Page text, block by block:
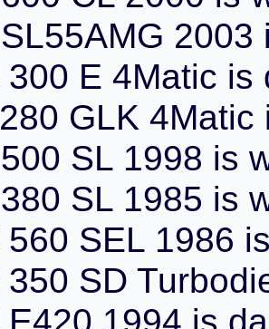
SL55AMG 2003
300 E 4Matic is
280 GLK 4Matic
500 SL 1998 is
380 SL 1985 is
560 SEL 1986 i
350 SD Turbodi
E420 1994 is da